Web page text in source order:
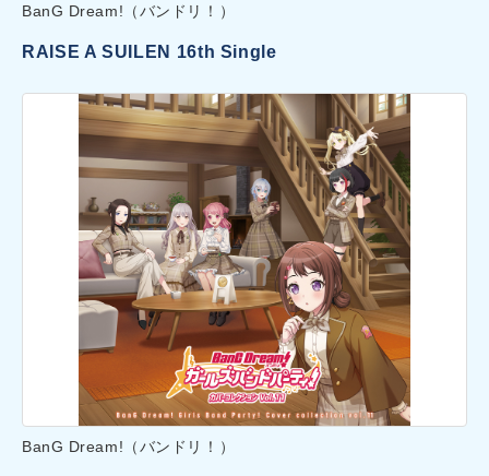
BanG Dream!（バンドリ！）
RAISE A SUILEN 16th Single
BanG Dream!（バンドリ！）